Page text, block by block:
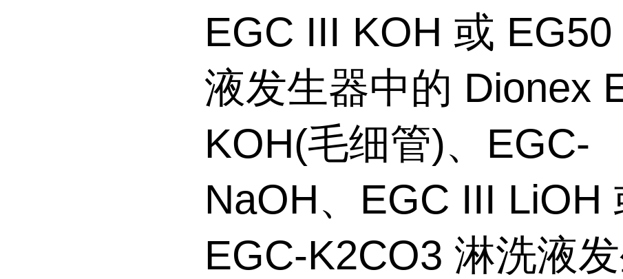
EGC III KOH 或 EG50
液发生器中的 Dionex
KOH(毛细管)、EGC-
NaOH、EGC III LiOH
EGC-K2CO3 淋洗液